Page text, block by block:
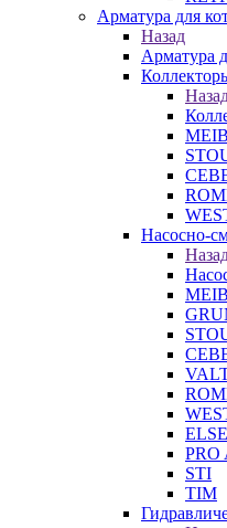
Арматура для
Назад
Арматура
Насосно-
PRO
STI
TIM